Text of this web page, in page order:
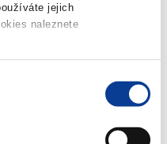
jejich
naleznete
výrobků včetně surového tabáku
meziproduktů, lihu a také včetně tzv.
daň ze závislé činnosti, z přiznání a
(windfall tax) a odvod z nadměrných